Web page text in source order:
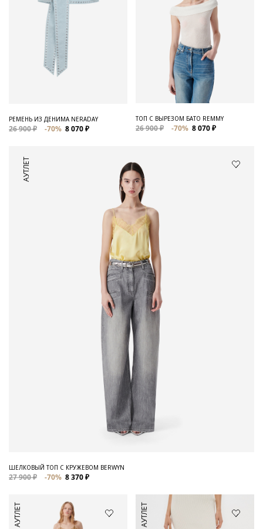
РЕМЕНЬ ИЗ ДЕНИМА NERADAY
26 900 ₽ -70% 8 070 ₽
ТОП С ВЫРЕЗОМ БАТО REMMY
26 900 ₽ -70% 8 070 ₽
АУТЛЕТ
ШЕЛКОВЫЙ ТОП С КРУЖЕВОМ BERWYN
27 900 ₽ -70% 8 370 ₽
АУТЛЕТ АУТЛЕТ